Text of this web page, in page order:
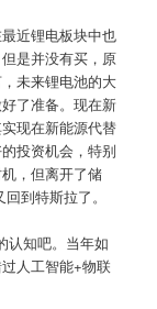
近锂电板块中也
是并没有买，原
未来锂电池的大
了准备。现在新
现在新能源代替
投资机会，特别
，但离开了储
到特斯拉了。
认知吧。当年如
人工智能+物联